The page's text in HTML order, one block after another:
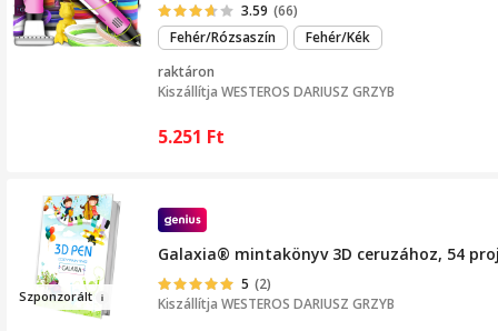
3.59 (66)
Fehér/Rózsaszín
Fehér/Kék
raktáron
Kiszállítja WESTEROS DARIUSZ GRZYB
5.251 Ft
Szponzorált
Galaxia® mintakönyv 3D ceruzához, 54
5 (2)
Kiszállítja WESTEROS DARIUSZ GRZYB